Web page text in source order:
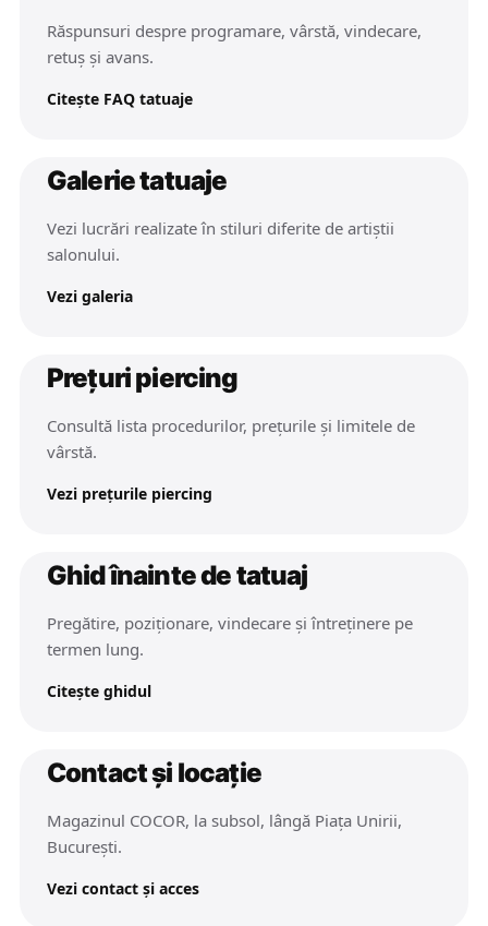
Răspunsuri despre programare, vârstă, vindecare,
retuș și avans.
Citește FAQ tatuaje
Galerie tatuaje
Vezi lucrări realizate în stiluri diferite de artiștii
salonului.
Vezi galeria
Prețuri piercing
Consultă lista procedurilor, prețurile și limitele de
vârstă.
Vezi prețurile piercing
Ghid înainte de tatuaj
Pregătire, poziționare, vindecare și întreținere pe
termen lung.
Citește ghidul
Contact și locație
Magazinul COCOR, la subsol, lângă Piața Unirii,
București.
Vezi contact și acces